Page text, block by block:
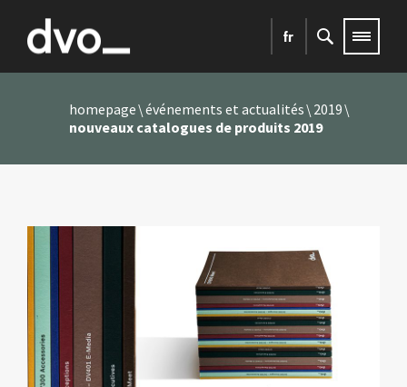
fr
homepage événements et actualités 2019
nouveaux catalogues de produits 2019